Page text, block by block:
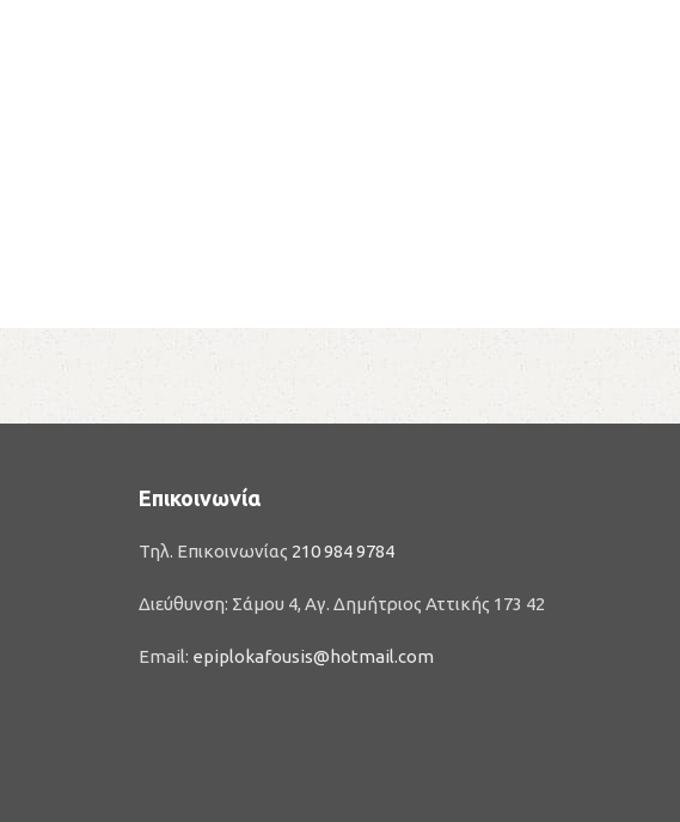
Επικοινωνία
Τηλ. Επικοινωνίας 210 984 9784
Διεύθυνση: Σάμου 4, Αγ. Δημήτριος Αττικής 173 42
Email: epiplokafousis@hotmail.com